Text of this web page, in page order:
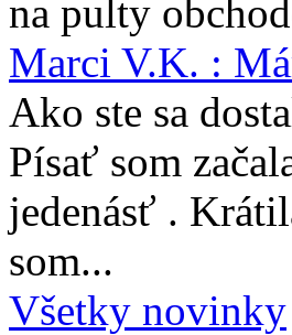
na pulty
Marci V.K. :
Ako ste sa
Písať som
jedenásť .
som...
Všetky novinky